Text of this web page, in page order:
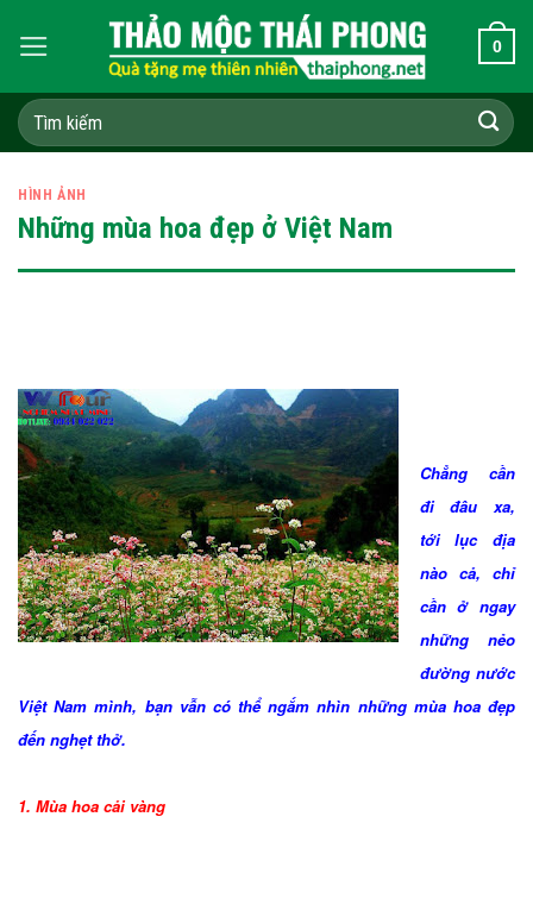
0
Tìm
kiếm:
HÌNH ẢNH
Những mùa hoa đẹp ở Việt Nam
Chẳng cần
đi đâu xa,
tới lục địa
nào cả, chỉ
cần ở ngay
những nẻo
đường nước
Việt Nam mình, bạn vẫn có thể ngắm nhìn những mùa hoa đẹp
đến nghẹt thở.
1. Mùa hoa cải vàng